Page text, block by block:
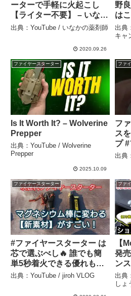
ーターで手軽に火起こし
【ライター不要】 – いなか
の薬剤師
出典：YouTube / いなかの薬剤師
2020.09.26
野
は
こ
ド
出典
キャ
ファイヤースターター
Is It Worth It? – Wolverine
Prepper
出典：YouTube / Wolverine
Prepper
2025.10.09
ファ
フ
ス
プ
キ
出典
ファイヤースターター
#ファイヤースターター は
芯で選ぶべし🔥 誰でも簡
単5秒着火できる優れもの
を発見！ – jiroh VLOG
出典：YouTube / jiroh VLOG
ファ
【
発
ン
き!
【
プ
出典
しょ